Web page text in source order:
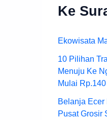
Ke
Ekowisata
10 Pilihan
Menuju Ke
Mulai
Belanja Ecer
Pusat Grosir